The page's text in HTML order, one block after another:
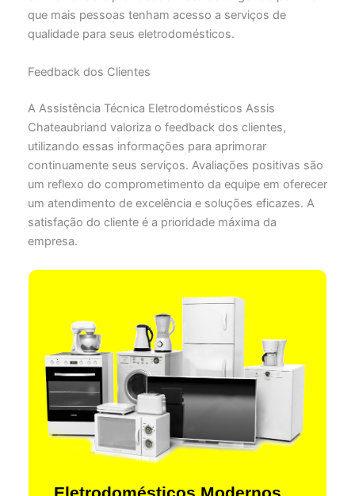
que mais pessoas tenham acesso a serviços de
qualidade para seus eletrodomésticos.
Feedback dos Clientes
A Assistência Técnica Eletrodomésticos Assis
Chateaubriand valoriza o feedback dos clientes,
utilizando essas informações para aprimorar
continuamente seus serviços. Avaliações positivas são
um reflexo do comprometimento da equipe em oferecer
um atendimento de excelência e soluções eficazes. A
satisfação do cliente é a prioridade máxima da
empresa.
Eletrodomésticos Modernos